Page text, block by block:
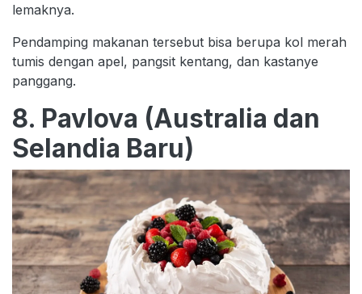
lemaknya.
Pendamping makanan tersebut bisa berupa kol merah
tumis dengan apel, pangsit kentang, dan kastanye
panggang.
8. Pavlova (Australia dan
Selandia Baru)